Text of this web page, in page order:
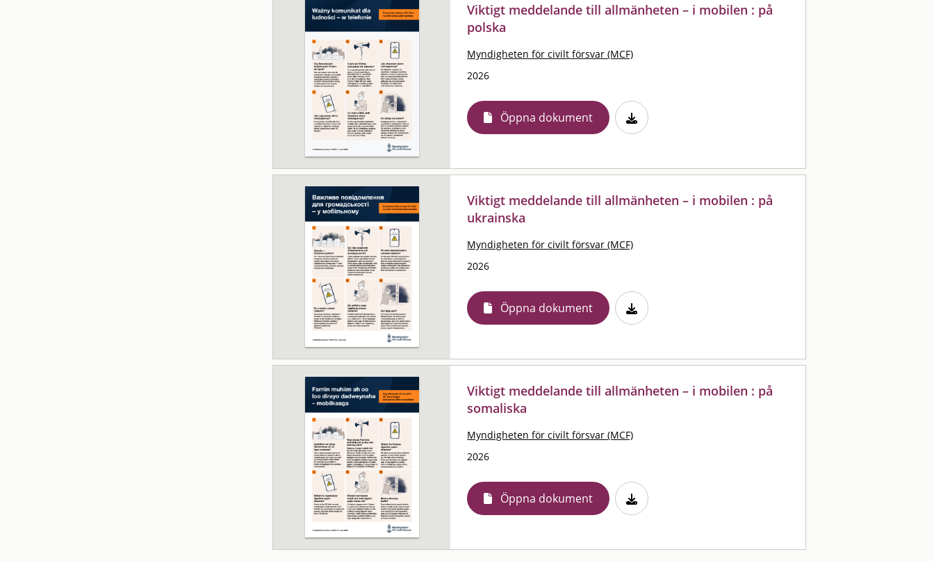
Viktigt meddelande till allmänheten – i mobilen : på
polska
Myndigheten för civilt försvar (MCF)
2026
Öppna dokument
Viktigt meddelande till allmänheten – i mobilen : på
ukrainska
Myndigheten för civilt försvar (MCF)
2026
Öppna dokument
Viktigt meddelande till allmänheten – i mobilen : på
somaliska
Myndigheten för civilt försvar (MCF)
2026
Öppna dokument